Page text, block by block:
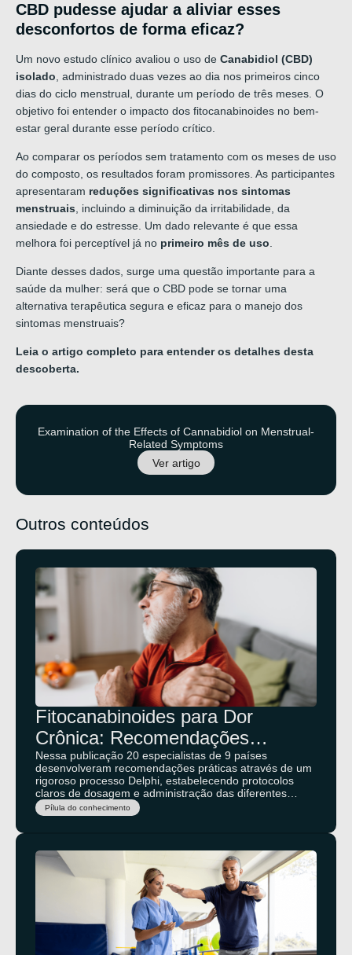
CBD pudesse ajudar a aliviar esses
desconfortos de forma eficaz?
Um novo estudo clínico avaliou o uso de Canabidiol (CBD)
isolado , administrado duas vezes ao dia nos primeiros cinco
dias do ciclo menstrual, durante um período de três meses . O
objetivo foi entender o impacto dos fitocanabinoides no bem-
estar geral durante esse período crítico.
Ao comparar os períodos sem tratamento com os meses de uso
do composto, os resultados foram promissores. As participantes
apresentaram reduções significativas nos sintomas
menstruais , incluindo a diminuição da irritabilidade, da
ansiedade e do estresse Um dado relevante é que essa
melhora foi perceptível já no primeiro mês de uso
Diante desses dados, surge uma questão importante para a
saúde da mulher: será que o CBD pode se tornar uma
alternativa terapêutica segura e eficaz para o manejo dos
sintomas menstruais?
Leia o artigo completo para entender os detalhes desta
descoberta.
Examination of the Effects of Cannabidiol on Menstrual-
Related Symptoms
Ver artigo
Outros conteúdos
Fitocanabinoides para Dor
Crônica: Recomendações
Internacionais Sobre Dosagem e
Administração
Nessa publicação 20 especialistas de 9 países
desenvolveram recomendações práticas através de um
rigoroso processo Delphi, estabelecendo protocolos
claros de dosagem e administração das diferentes
proporções entre CBD e THC, com estratégias
específicas adaptadas ao perfil clínico de cada paciente
Pílula do conhecimento